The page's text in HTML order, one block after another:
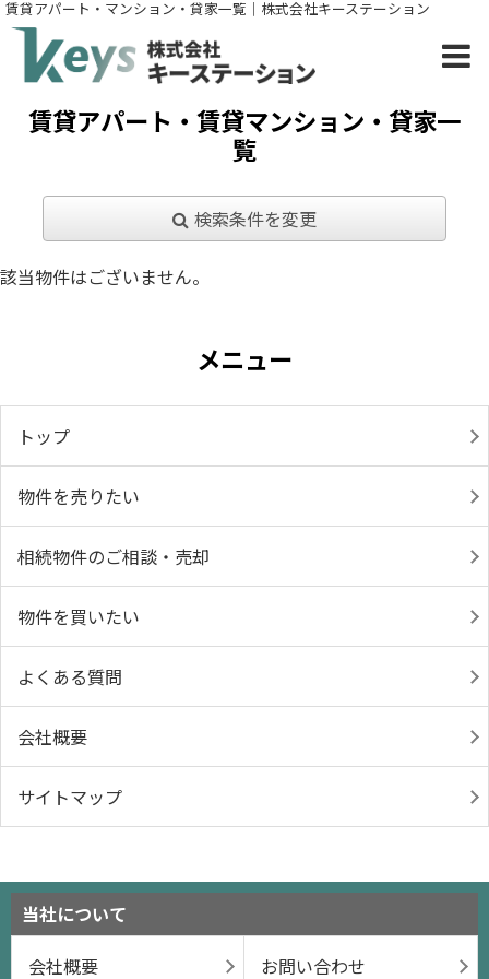
賃貸アパート・マンション・貸家一覧｜株式会社キーステーション
賃貸アパート・賃貸マンション・貸家一
覧
検索条件を変更
該当物件はございません。
メニュー
トップ
物件を売りたい
相続物件のご相談・売却
物件を買いたい
よくある質問
会社概要
サイトマップ
当社について
会社概要
お問い合わせ